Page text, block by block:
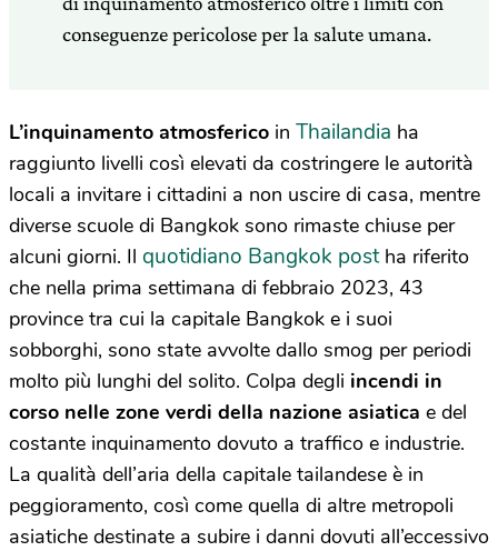
conseguenze pericolose per la salute umana.
L’inquinamento atmosferico in Thailandia ha
raggiunto livelli così elevati da costringere le autorità
locali a invitare i cittadini a non uscire di casa, mentre
diverse scuole di Bangkok sono rimaste chiuse per
alcuni giorni. Il quotidiano Bangkok postha riferito
che nella prima settimana di febbraio 2023, 43
province tra cui la capitale Bangkok e i suoi
sobborghi, sono state avvolte dallo smog per periodi
molto più lunghi del solito. Colpa degli incendi in
corso nelle zone verdi della nazione asiatica e del
costante inquinamento dovuto a traffico e industrie.
La qualità dell’aria della capitale tailandese è in
peggioramento, così come quella di altre metropoli
asiatiche destinate a subire i danni dovuti all’eccessivo